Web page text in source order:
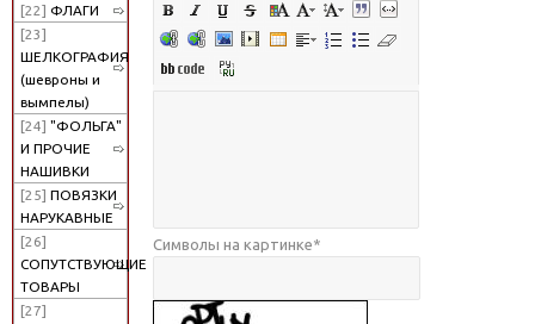
[22] ФЛАГИ
[23]
ШЕЛКОГРАФИЯ
(шевроны и
вымпелы)
[24] "ФОЛЬГА"
И ПРОЧИЕ
НАШИВКИ
[25] ПОВЯЗКИ
НАРУКАВНЫЕ
[26]
СОПУТСТВУЮЩИЕ
ТОВАРЫ
[27]
Символы на картинке*